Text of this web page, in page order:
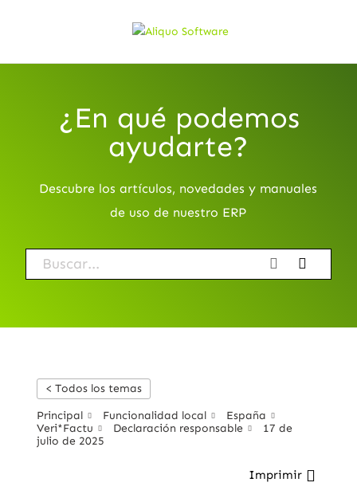
¿En qué podemos
ayudarte?
Descubre los artículos, novedades y manuales
de uso de nuestro ERP
< Todos los temas
Principal Funcionalidad local
España
Veri*Factu
Declaración responsable
17 de
julio de 2025
Imprimir